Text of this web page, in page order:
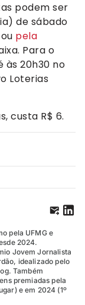
podem ser
de sábado
pela
Para o
às 20h30 no
Loterias
custa R$ 6.
pela UFMG e
2024.
Jovem Jornalista
idealizado pelo
Também
premiadas pela
e em 2024 (1º